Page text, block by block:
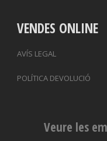
VENDES ONLINE
AVÍS LEGAL
POLÍTICA DEVOLUCIÓ
Veure les